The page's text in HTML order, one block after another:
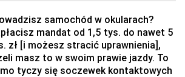
samochód w okularach?
mandat od 1,5 tys. do nawet 5
zł [i możesz stracić uprawnienia],
masz to w swoim prawie jazdy. To
tyczy się soczewek kontaktowych